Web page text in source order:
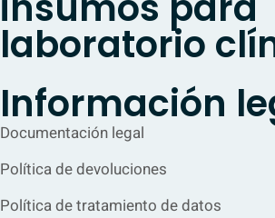
laboratorio
Información
Documentación legal
Política de devoluciones
Política de tratamiento de datos